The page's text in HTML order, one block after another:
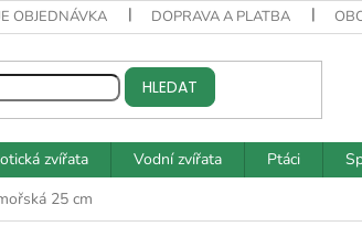
OBJEDNÁVKA DOPRAVA A PLATBA
HLEDAT
zvířata Vodní zvířata Ptáci
25 cm